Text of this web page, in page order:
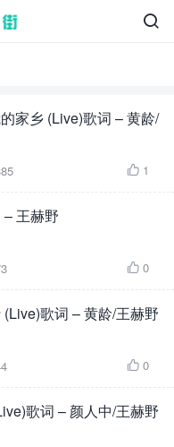

家乡 (Live)歌词 – 黄龄/
 1
王赫野
 0
歌词 – 黄龄/王赫野
 0
歌词 – 颜人中/王赫野